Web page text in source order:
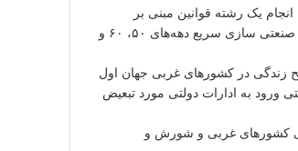
انجام یک رشته قوانین مبنی بر
جداسازی نژادی که به نام «آپارتاید» شناخته می‌شود، کرد. این تبعیض در مورد ثروت به دست آمده از صنعتی سازی سریع دهه‌های ۵۰، ۶۰ و
زندگی در کشورهای غربی جهان اول
ورود به ادارات دولتی مورد تبعیض
کشورهای غربی و شورش و